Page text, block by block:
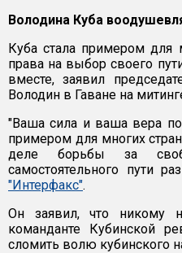
Володина Куба
Куба стала примером для
права на выбор своего
вместе, заявил
Володин в Гаване на
"Ваша сила и ваша вера
примером для многих
деле борьбы за
самостоятельного пути
"Интерфакс".
Он заявил, что никому
команданте Кубинской
сломить волю кубинского